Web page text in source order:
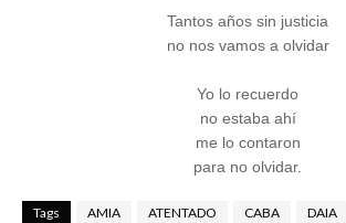
Tantos años sin justicia
no nos vamos a olvidar
Yo lo recuerdo
no estaba ahí
me lo contaron
para no olvidar.
Tags AMIA ATENTADO CABA DAIA